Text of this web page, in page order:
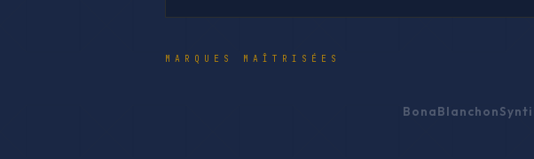
MARQUES MAÎTRISÉES
BonaBlanchon